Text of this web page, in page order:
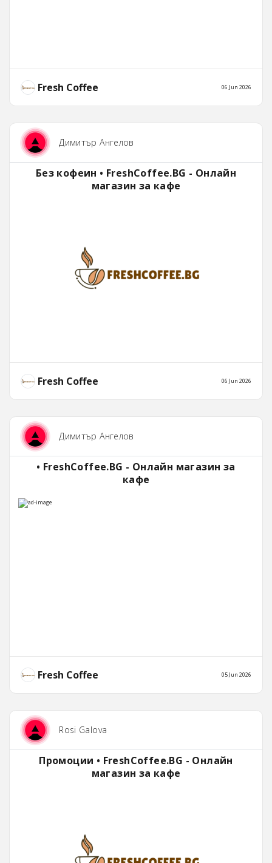
Fresh Coffee 06 Jun 2026
Димитър Ангелов
Без кофеин • FreshCoffee.BG - Онлайн
магазин за кафе
Fresh Coffee 06 Jun 2026
Димитър Ангелов
• FreshCoffee.BG - Онлайн магазин за
кафе
Fresh Coffee 05 Jun 2026
Rosi Galova
Промоции • FreshCoffee.BG - Онлайн
магазин за кафе